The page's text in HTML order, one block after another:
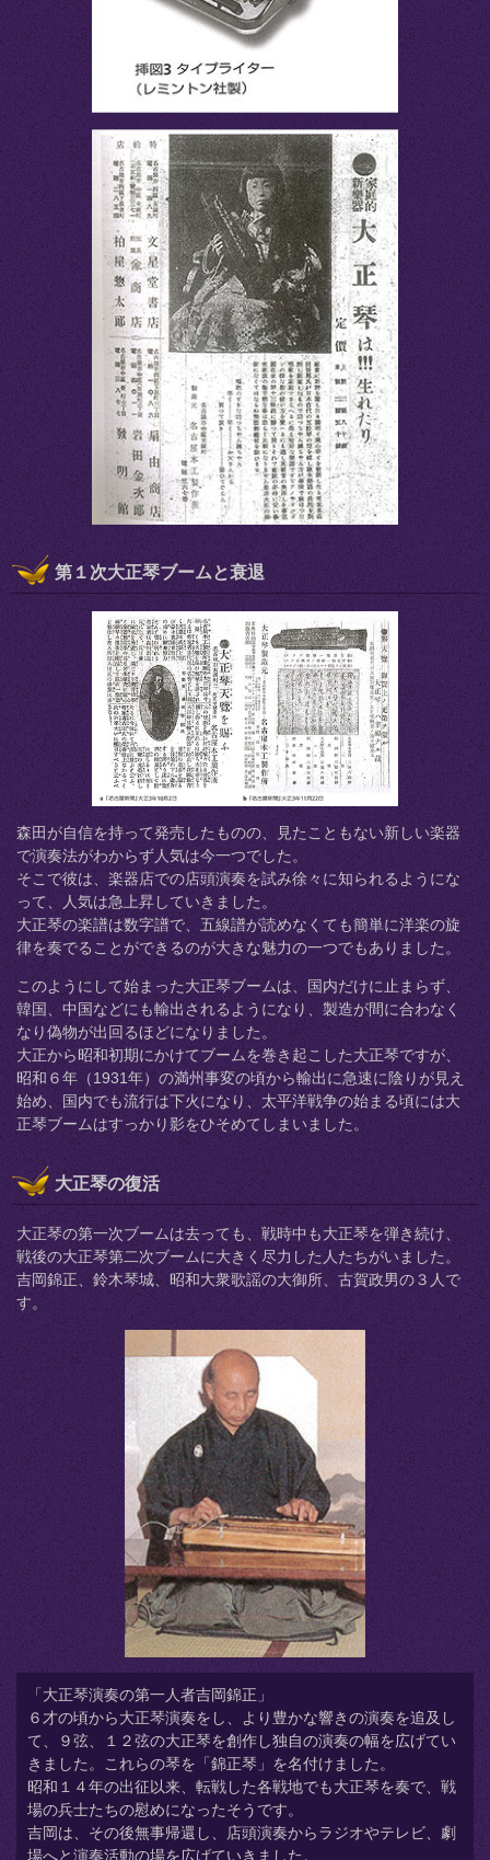
第１次大正琴ブームと衰退
森田が自信を持って発売したものの、見たこともない新しい楽器
で演奏法がわからず人気は今一つでした。
そこで彼は、楽器店での店頭演奏を試み徐々に知られるようにな
って、人気は急上昇していきました。
大正琴の楽譜は数字譜で、五線譜が読めなくても簡単に洋楽の旋
律を奏でることができるのが大きな魅力の一つでもありました。
このようにして始まった大正琴ブームは、国内だけに止まらず、
韓国、中国などにも輸出されるようになり、製造が間に合わなく
なり偽物が出回るほどになりました。
大正から昭和初期にかけてブームを巻き起こした大正琴ですが、
昭和６年（1931年）の満州事変の頃から輸出に急速に陰りが見え
始め、国内でも流行は下火になり、太平洋戦争の始まる頃には大
正琴ブームはすっかり影をひそめてしまいました。
大正琴の復活
大正琴の第一次ブームは去っても、戦時中も大正琴を弾き続け、
戦後の大正琴第二次ブームに大きく尽力した人たちがいました。
吉岡錦正、鈴木琴城、昭和大衆歌謡の大御所、古賀政男の３人で
す。
「大正琴演奏の第一人者吉岡錦正」
６才の頃から大正琴演奏をし、より豊かな響きの演奏を追及し
て、９弦、１２弦の大正琴を創作し独自の演奏の幅を広げてい
きました。これらの琴を「錦正琴」を名付けました。
昭和１４年の出征以来、転戦した各戦地でも大正琴を奏で、戦
場の兵士たちの慰めになったそうです。
吉岡は、その後無事帰還し、店頭演奏からラジオやテレビ、劇
場へと演奏活動の場を広げていきました。